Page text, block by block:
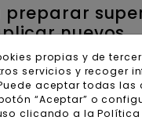
nuevos
propias y de
servicios y recoger
aceptar todas las
“Aceptar” o
clicando a laPolítica